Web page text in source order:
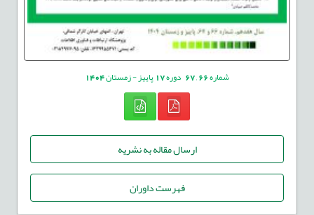
شماره66
,
67 دوره17پاییز - زمستان1404
ارسال مقاله به نشریه
فهرست داوران